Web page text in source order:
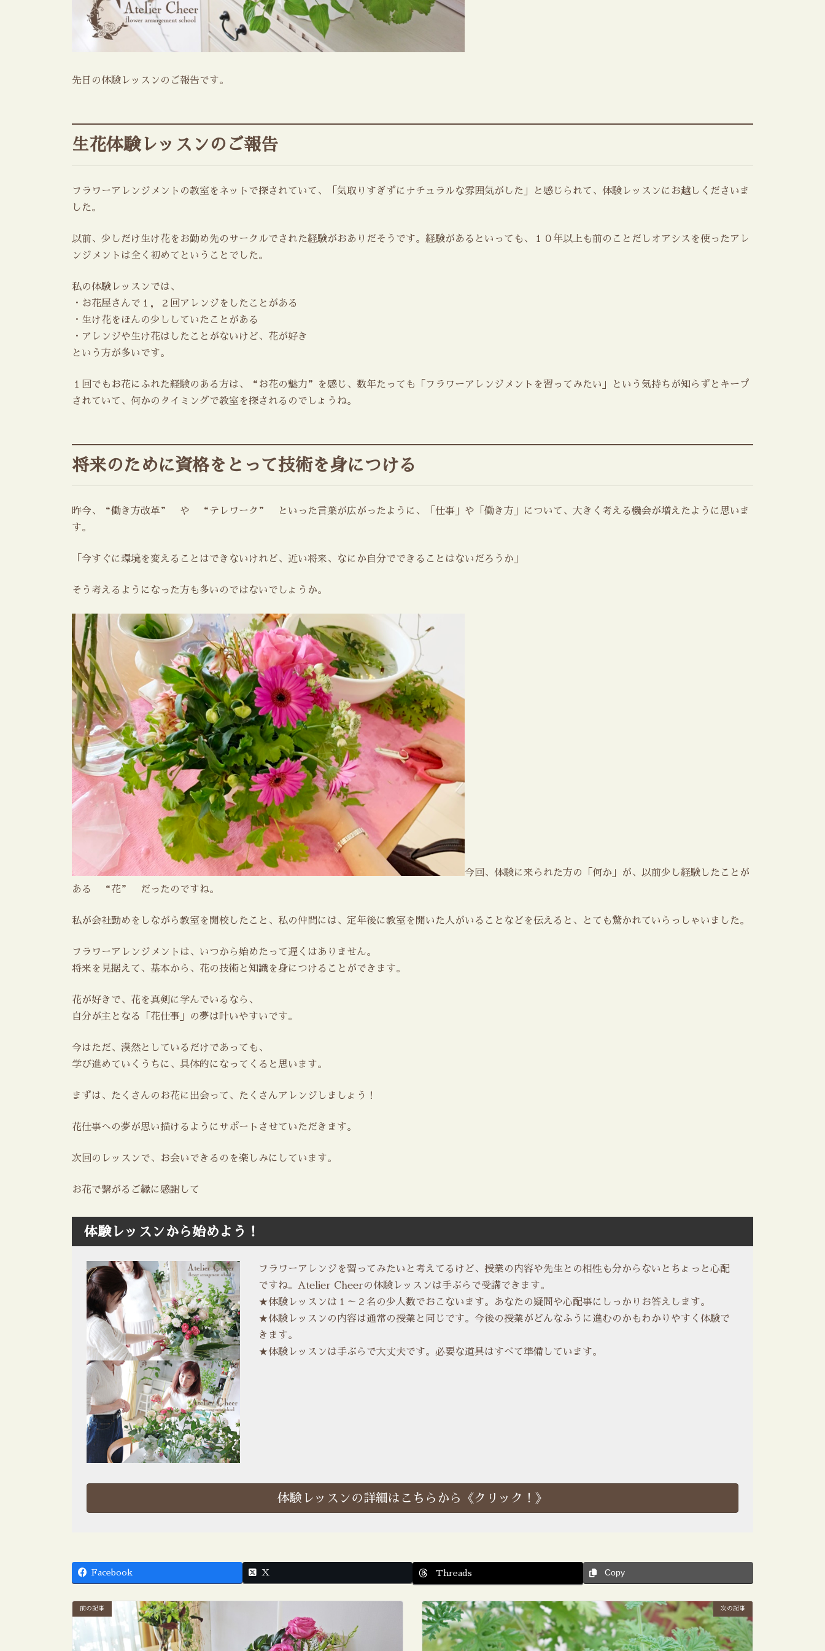
先日の体験レッスンのご報告です。
生花体験レッスンのご報告
フラワーアレンジメントの教室をネットで探されていて、「気取りすぎずにナチュラルな雰囲気がした」と感じられて、体験レッスンにお越しくださいま
した。
以前、少しだけ生け花をお勤め先のサークルでされた経験がおありだそうです。経験があるといっても、１０年以上も前のことだしオアシスを使ったアレ
ンジメントは全く初めてということでした。
私の体験レッスンでは、
・お花屋さんで１，２回アレンジをしたことがある
・生け花をほんの少ししていたことがある
・アレンジや生け花はしたことがないけど、花が好き
という方が多いです。
１回でもお花にふれた経験のある方は、“お花の魅力”を感じ、数年たっても「フラワーアレンジメントを習ってみたい」という気持ちが知らずとキープ
されていて、何かのタイミングで教室を探されるのでしょうね。
将来のために資格をとって技術を身につける
昨今、“働き方改革” や “テレワーク” といった言葉が広がったように、「仕事」や「働き方」について、大きく考える機会が増えたように思いま
す。
「今すぐに環境を変えることはできないけれど、近い将来、なにか自分でできることはないだろうか」
そう考えるようになった方も多いのではないでしょうか。
今回、体験に来られた方の「何か」が、以前少し経験したことが
ある “花” だったのですね。
私が会社勤めをしながら教室を開校したこと、私の仲間には、定年後に教室を開いた人がいることなどを伝えると、とても驚かれていらっしゃいました。
フラワーアレンジメントは、いつから始めたって遅くはありません。
将来を見据えて、基本から、花の技術と知識を身につけることができます。
花が好きで、花を真剣に学んでいるなら、
自分が主となる「花仕事」の夢は叶いやすいです。
今はただ、漠然としているだけであっても、
学び進めていくうちに、具体的になってくると思います。
まずは、たくさんのお花に出会って、たくさんアレンジしましょう！
花仕事への夢が思い描けるようにサポートさせていただきます。
次回のレッスンで、お会いできるのを楽しみにしています。
お花で繋がるご縁に感謝して
体験レッスンから始めよう！
フラワーアレンジを習ってみたいと考えてるけど、授業の内容や先生との相性も分からないとちょっと心配
ですね。Atelier Cheerの体験レッスンは手ぶらで受講できます。
★体験レッスンは１～２名の少人数でおこないます。あなたの疑問や心配事にしっかりお答えします。
★体験レッスンの内容は通常の授業と同じです。今後の授業がどんなふうに進むのかもわかりやすく体験で
きます。
★体験レッスンは手ぶらで大丈夫です。必要な道具はすべて準備しています。
体験レッスンの詳細はこちらから《クリック！》
Facebook X Threads Copy
前の記事 次の記事